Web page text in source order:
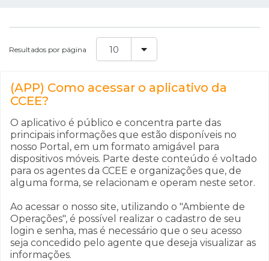
Resultados por página
(APP) Como acessar o aplicativo da
CCEE?
O aplicativo é público e concentra parte das
principais informações que estão disponíveis no
nosso Portal, em um formato amigável para
dispositivos móveis. Parte deste conteúdo é voltado
para os agentes da CCEE e organizações que, de
alguma forma, se relacionam e operam neste setor.
Ao acessar o nosso site, utilizando o "Ambiente de
Operações", é possível realizar o cadastro de seu
login e senha, mas é necessário que o seu acesso
seja concedido pelo agente que deseja visualizar as
informações.